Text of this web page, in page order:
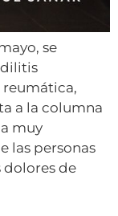
se
reumática,
a la columna
muy
las personas
dolores de